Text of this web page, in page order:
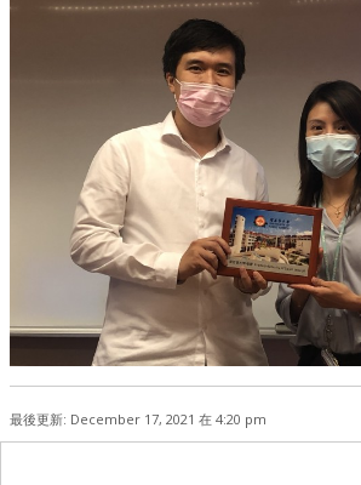
最後更新: December 17, 2021 在 4:20 pm